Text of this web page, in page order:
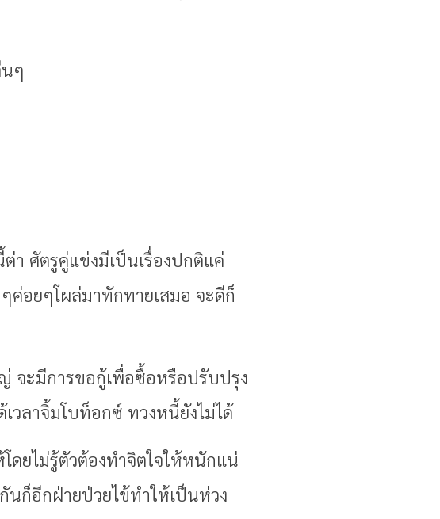
ๆ
า ศัตรูคู่แข่งมีเป็นเรื่องปกติแค่
ค่อยๆโผล่มาทักทายเสมอ จะดีก็
ญ่ จะมีการขอกู้เพื่อซื้อหรือปรับปรุง
เวลาจิ้มโบท็อกซ์ ทวงหนี้ยังไม่ได้
ดยไม่รู้ตัวต้องทำจิตใจให้หนักแน่
นก็อีกฝ่ายป่วยไข้ทำให้เป็นห่วง